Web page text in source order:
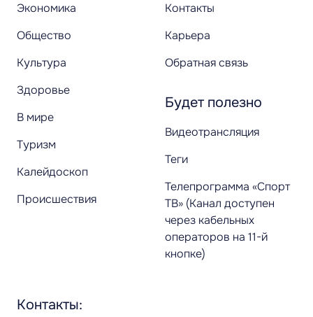
Экономика
Общество
Культура
Здоровье
В мире
Туризм
Калейдоскоп
Происшествия
Контакты
Карьера
Обратная связь
Будет полезно
Видеотрансляция
Теги
Телепрограмма «Спорт
ТВ» (Канал доступен
через кабельных
операторов на 11-й
кнопке)
Контакты: